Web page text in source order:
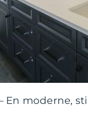
En moderne,